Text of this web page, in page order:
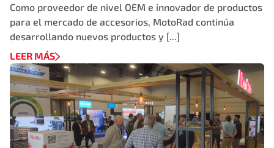
Como proveedor de nivel OEM e innovador de productos
para el mercado de accesorios, MotoRad continúa
desarrollando nuevos productos y [...]
LEER MÁS